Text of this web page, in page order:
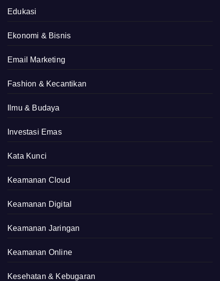
Edukasi
Ekonomi & Bisnis
Email Marketing
Fashion & Kecantikan
Ilmu & Budaya
Investasi Emas
Kata Kunci
Keamanan Cloud
Keamanan Digital
Keamanan Jaringan
Keamanan Online
Kesehatan & Kebugaran